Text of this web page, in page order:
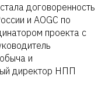
договоренность
и AOGC по
проекта с
и
директор НПП